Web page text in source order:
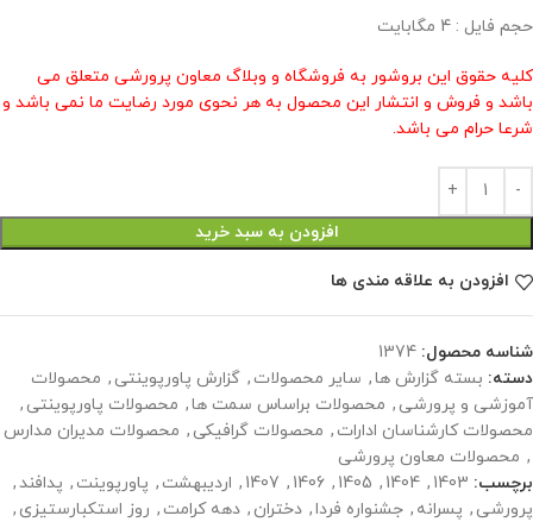
حجم فایل : 4 مگابایت
کلیه حقوق این بروشور به فروشگاه و وبلاگ معاون پرورشی متعلق می
باشد و فروش و انتشار این محصول به هر نحوی مورد رضایت ما نمی باشد و
شرعا حرام می باشد.
افزودن به سبد خرید
افزودن به علاقه مندی ها
شناسه محصول: 1374
دسته: بسته گزارش ها, سایر محصولات , گزارش پاورپوینتی , محصولات
آموزشی و پرورشی , محصولات براساس سمت ها, محصولات پاورپوینتی ,
محصولات کارشناسان ادارات , محصولات گرافیکی , محصولات مدیران مدارس
, محصولات معاون پرورشی
برچسب: 1403
,
1404
,
1405
,
1406
,
1407
, اردیبهشت , پاورپوینت , پدافند,
پرورشی , پسرانه , جشنواره فردا, دختران , دهه کرامت , روز استکبارستیزی ,